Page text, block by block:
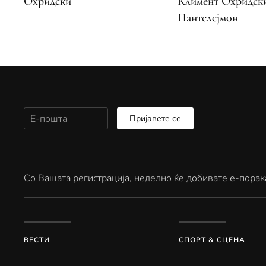
Пантелејмон
Пријавете се
Со Вашата регистрација, неделно ќе добивате е-
ВЕСТИ СПОРТ & СЦЕНА